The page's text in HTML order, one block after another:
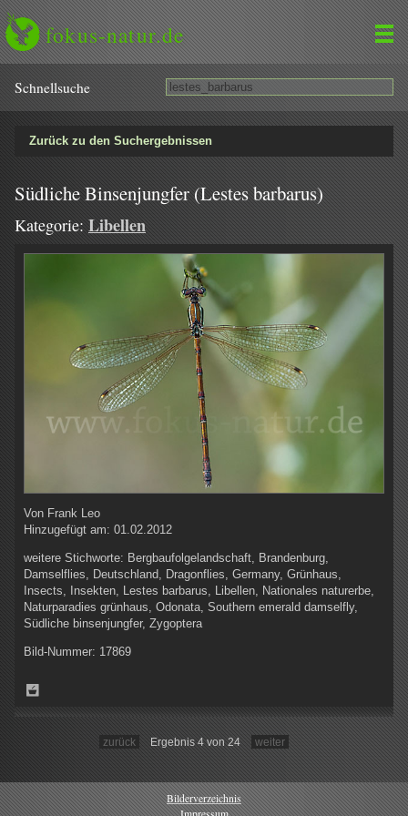
fokus-natur.de
Schnell­suche
Zurück zu den Suchergebnissen
Südliche Binsenjungfer (Lestes barbarus)
Kategorie: Libellen
Von Frank Leo
Hinzugefügt am: 01.02.2012
weitere Stichworte: Bergbaufolgelandschaft, Brandenburg,
Damselflies, Deutschland, Dragonflies, Germany, Grünhaus,
Insects, Insekten, Lestes barbarus, Libellen, Nationales naturerbe,
Naturparadies grünhaus, Odonata, Southern emerald damselfly,
Südliche binsenjungfer, Zygoptera
Bild-Nummer: 17869
zurück Ergebnis 4 von 24 weiter
Bilderverzeichnis